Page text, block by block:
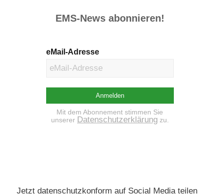
EMS-News abonnieren!
eMail-Adresse
Mit dem Abonnement stimmen Sie
unserer Datenschutzerklärungzu.
Jetzt datenschutzkonform auf Social Media teilen